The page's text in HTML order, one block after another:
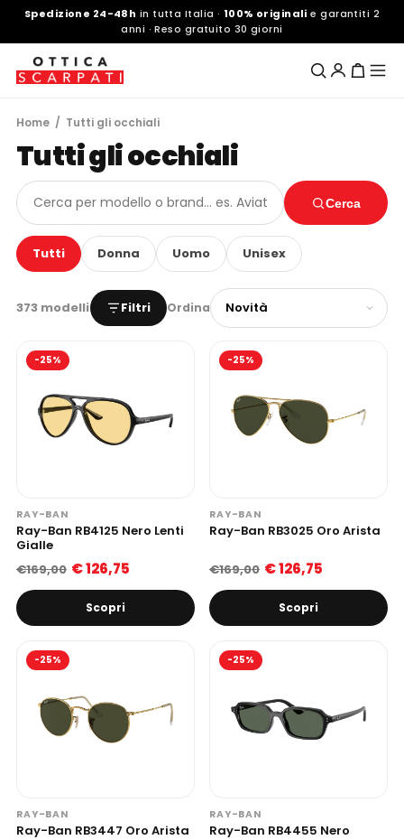
Spedizione 24-48h in tutta Italia · 100% originali e garantiti 2
anni · Reso gratuito 30 giorni
Home / Tutti gli occhiali
Tutti gli occhiali
Cerca
Tutti Donna Uomo Unisex
373 modelli Filtri Ordina
-25%
RAY-BAN
Ray-Ban RB4125 Nero Lenti
Gialle
€169,00 € 126,75
Scopri
-25%
RAY-BAN
Ray-Ban RB3025 Oro Arista
€169,00 € 126,75
Scopri
-25%
RAY-BAN
Ray-Ban RB3447 Oro Arista
-25%
RAY-BAN
Ray-Ban RB4455 Nero